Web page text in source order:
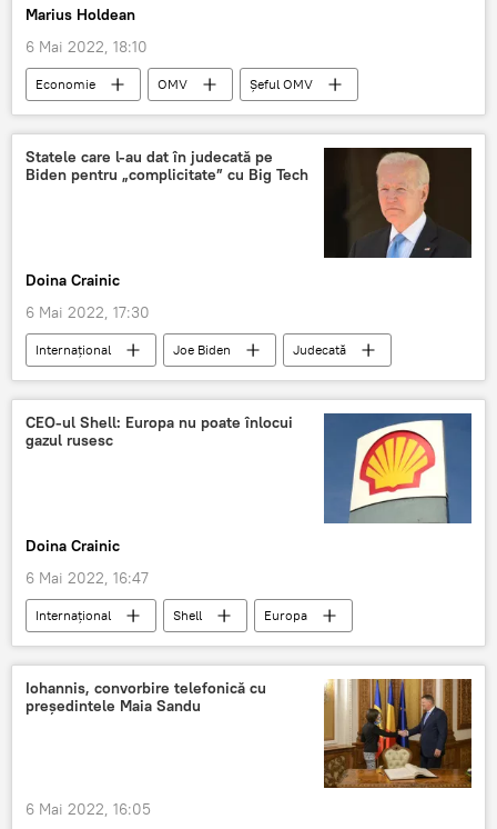
Marius Holdean
6 Mai 2022, 18:10
Economie OMV
Șeful OMV
gaz natural
Embargo
Sancțiuni
UE
Rusia
Statele care l-au dat în judecată pe
Biden pentru „complicitate” cu Big Tech
Doina Crainic
6 Mai 2022, 17:30
Internaţional Joe Biden
Judecată
Procurori
CEO-ul Shell: Europa nu poate înlocui
gazul rusesc
Doina Crainic
6 Mai 2022, 16:47
Internaţional Shell
Europa
gaz natural
Gaz lichefiat
Criza gazelor
Rusia
Iohannis, convorbire telefonică cu
președintele Maia Sandu
6 Mai 2022, 16:05